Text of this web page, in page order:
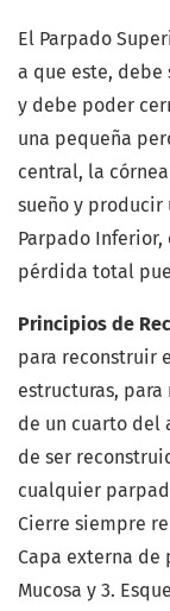
El Parpado
a que este,
y debe poder
una pequeña
central, la
sueño y
Parpado
pérdida total
Principios de
para reconstruir
estructuras,
de un cuarto del
de ser
cualquier
Cierre siempre
Capa externa de
Mucosa y 3.